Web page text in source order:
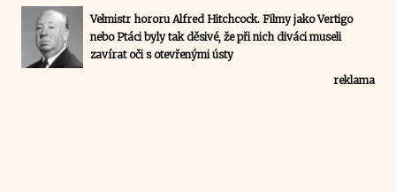
Velmistr hororu Alfred Hitchcock. Filmy jako Vertigo
nebo Ptáci byly tak děsivé, že při nich diváci museli
zavírat oči s otevřenými ústy
reklama